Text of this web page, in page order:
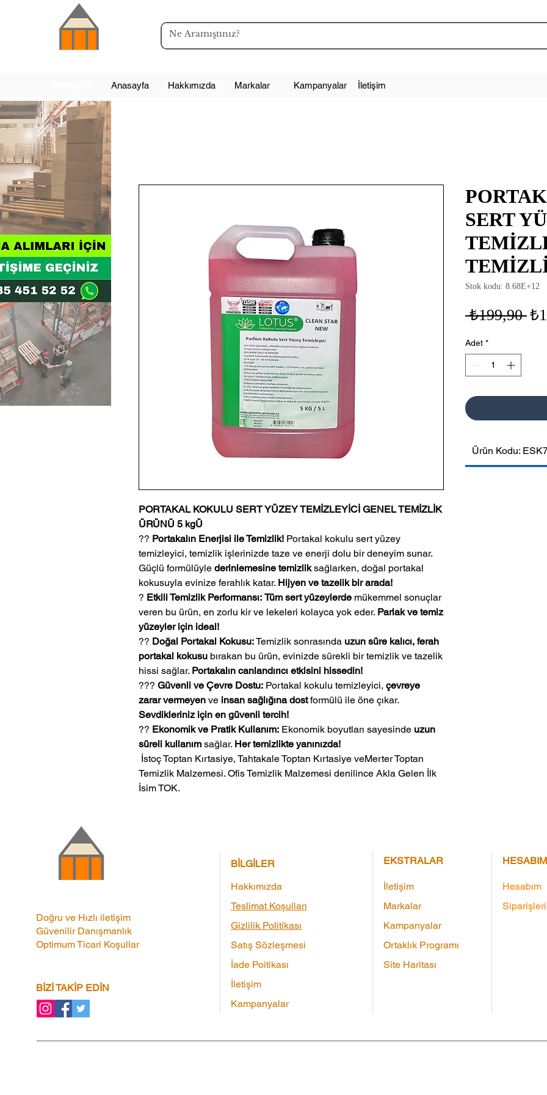
Anasayfa Hakkımızda Markalar Kampanyalar İletişim
PORTAKAL KOKULU SERT YÜZEY TEMİZLEYİCİ GENEL TEMİZLİK
ÜRÜNÜ 5 kgÜ
?? Portakalın Enerjisi ile Temizlik! Portakal kokulu sert yüzey
temizleyici, temizlik işlerinizde taze ve enerji dolu bir deneyim sunar.
Güçlü formülüyle derinlemesine temizliksağlarken, doğal portakal
kokusuyla evinize ferahlık katar. Hijyen ve tazelik bir arada!
? Etkili Temizlik Performansı: Tüm sert yüzeylerde mükemmel sonuçlar
veren bu ürün, en zorlu kir ve lekeleri kolayca yok eder. Parlak ve temiz
yüzeyler için ideal!
?? Doğal Portakal Kokusu:Temizlik sonrasında uzun süre kalıcı, ferah
portakal kokusu bırakan bu ürün, evinizde sürekli bir temizlik ve tazelik
hissi sağlar. Portakalın canlandırıcı etkisini hissedin!
??? Güvenli ve Çevre Dostu: Portakal kokulu temizleyici, çevreye
zarar vermeyen ve insan sağlığına dostformülü ile öne çıkar.
Sevdikleriniz için en güvenli tercih!
?? Ekonomik ve Pratik Kullanım: Ekonomik boyutları sayesinde uzun
süreli kullanım sağlar. Her temizlikte yanınızda!
Temizlik Malzemesi. Ofis Temizlik Malzemesi denilince Akla Gelen İlk
İsim TOK.
SERT
Stok kodu: 8.68E+12
₺199,90
Adet *
Ürün Kodu:
Doğru ve Hızlı iletişim
Güvenilir Danışmanlık
Optimum Ticari Koşullar
BİZİ TAKİP EDİN
BİLGİLER
Hakkımızda
Teslimat Koşulları
Gizlilik Politikası
Satış Sözleşmesi
İade Poitikası
İletişim
Kampanyalar
EKSTRALAR
İletişim
Markalar
Kampanyalar
Ortaklık Programı
Site Haritası
HESABIM
Hesabım